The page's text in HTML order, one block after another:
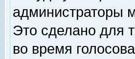
администраторы
Это сделано для
во время